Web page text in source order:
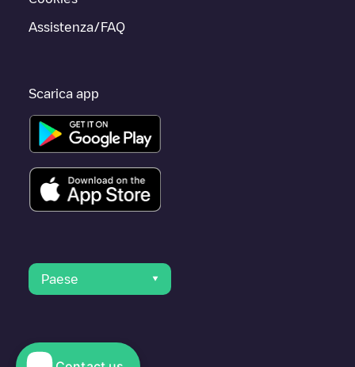
Assistenza/FAQ
Scarica app
Paese